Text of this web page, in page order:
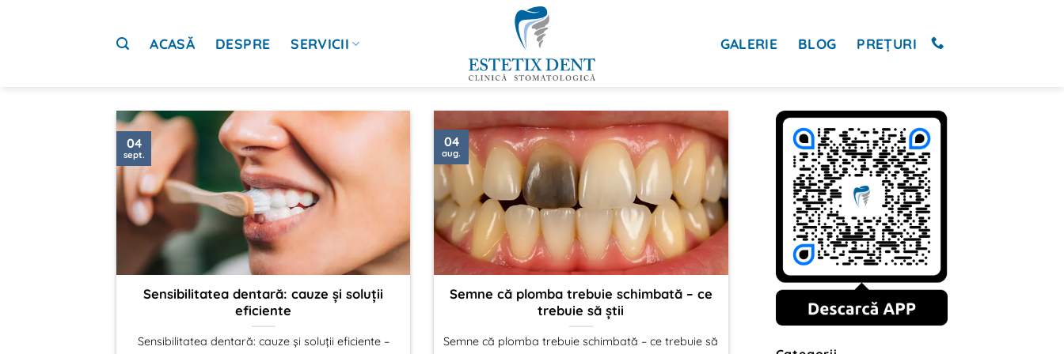
ACASĂ DESPRE SERVICII GALERIE BLOG PREȚURI
Sensibilitatea dentară: cauze și soluții
eficiente
Sensibilitatea dentară: cauze și soluții eficiente –
04
sept.
Semne că plomba trebuie schimbată – ce
trebuie să știi
Semne că plomba trebuie schimbată – ce trebuie să
04
aug.